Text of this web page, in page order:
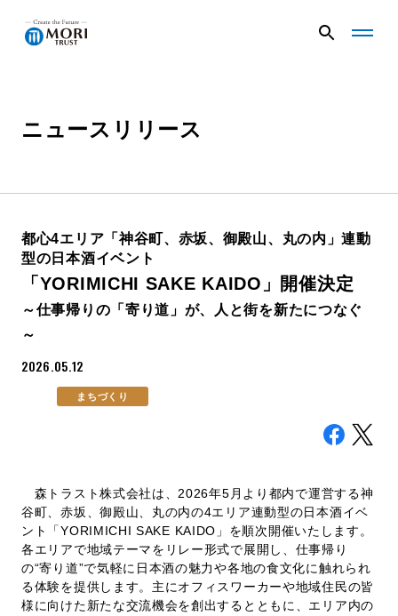
G
v
ニ
ュ
を
開
く
G
v
ニ
ュ
を
閉
じ
企業情報
ニュース
事業内容
サステナビリティ
日本語 English
お問い合わせ
ニュースリリース
都心4エリア「神谷町、赤坂、御殿山、丸の内」連動
型の日本酒イベント
「YORIMICHI SAKE KAIDO」開催決定
～仕事帰りの「寄り道」が、人と街を新たにつなぐ
～
2026.05.12
まちづくり
森トラスト株式会社は、2026年5月より都内で運営する神
谷町、赤坂、御殿山、丸の内の4エリア連動型の日本酒イベ
ント「YORIMICHI SAKE KAIDO」を順次開催いたします。
各エリアで地域テーマをリレー形式で展開し、仕事帰り
の“寄り道”で気軽に日本酒の魅力や各地の食文化に触れられ
る体験を提供します。主にオフィスワーカーや地域住民の皆
様に向けた新たな交流機会を創出するとともに、エリア内の